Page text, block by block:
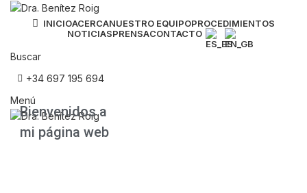
INICIOACERCANUESTRO EQUIPOPROCEDIMIENTOS
NOTICIASPRENSACONTACTO
Buscar
+34 697 195 694
Menú
Bienvenidos a
mi página web